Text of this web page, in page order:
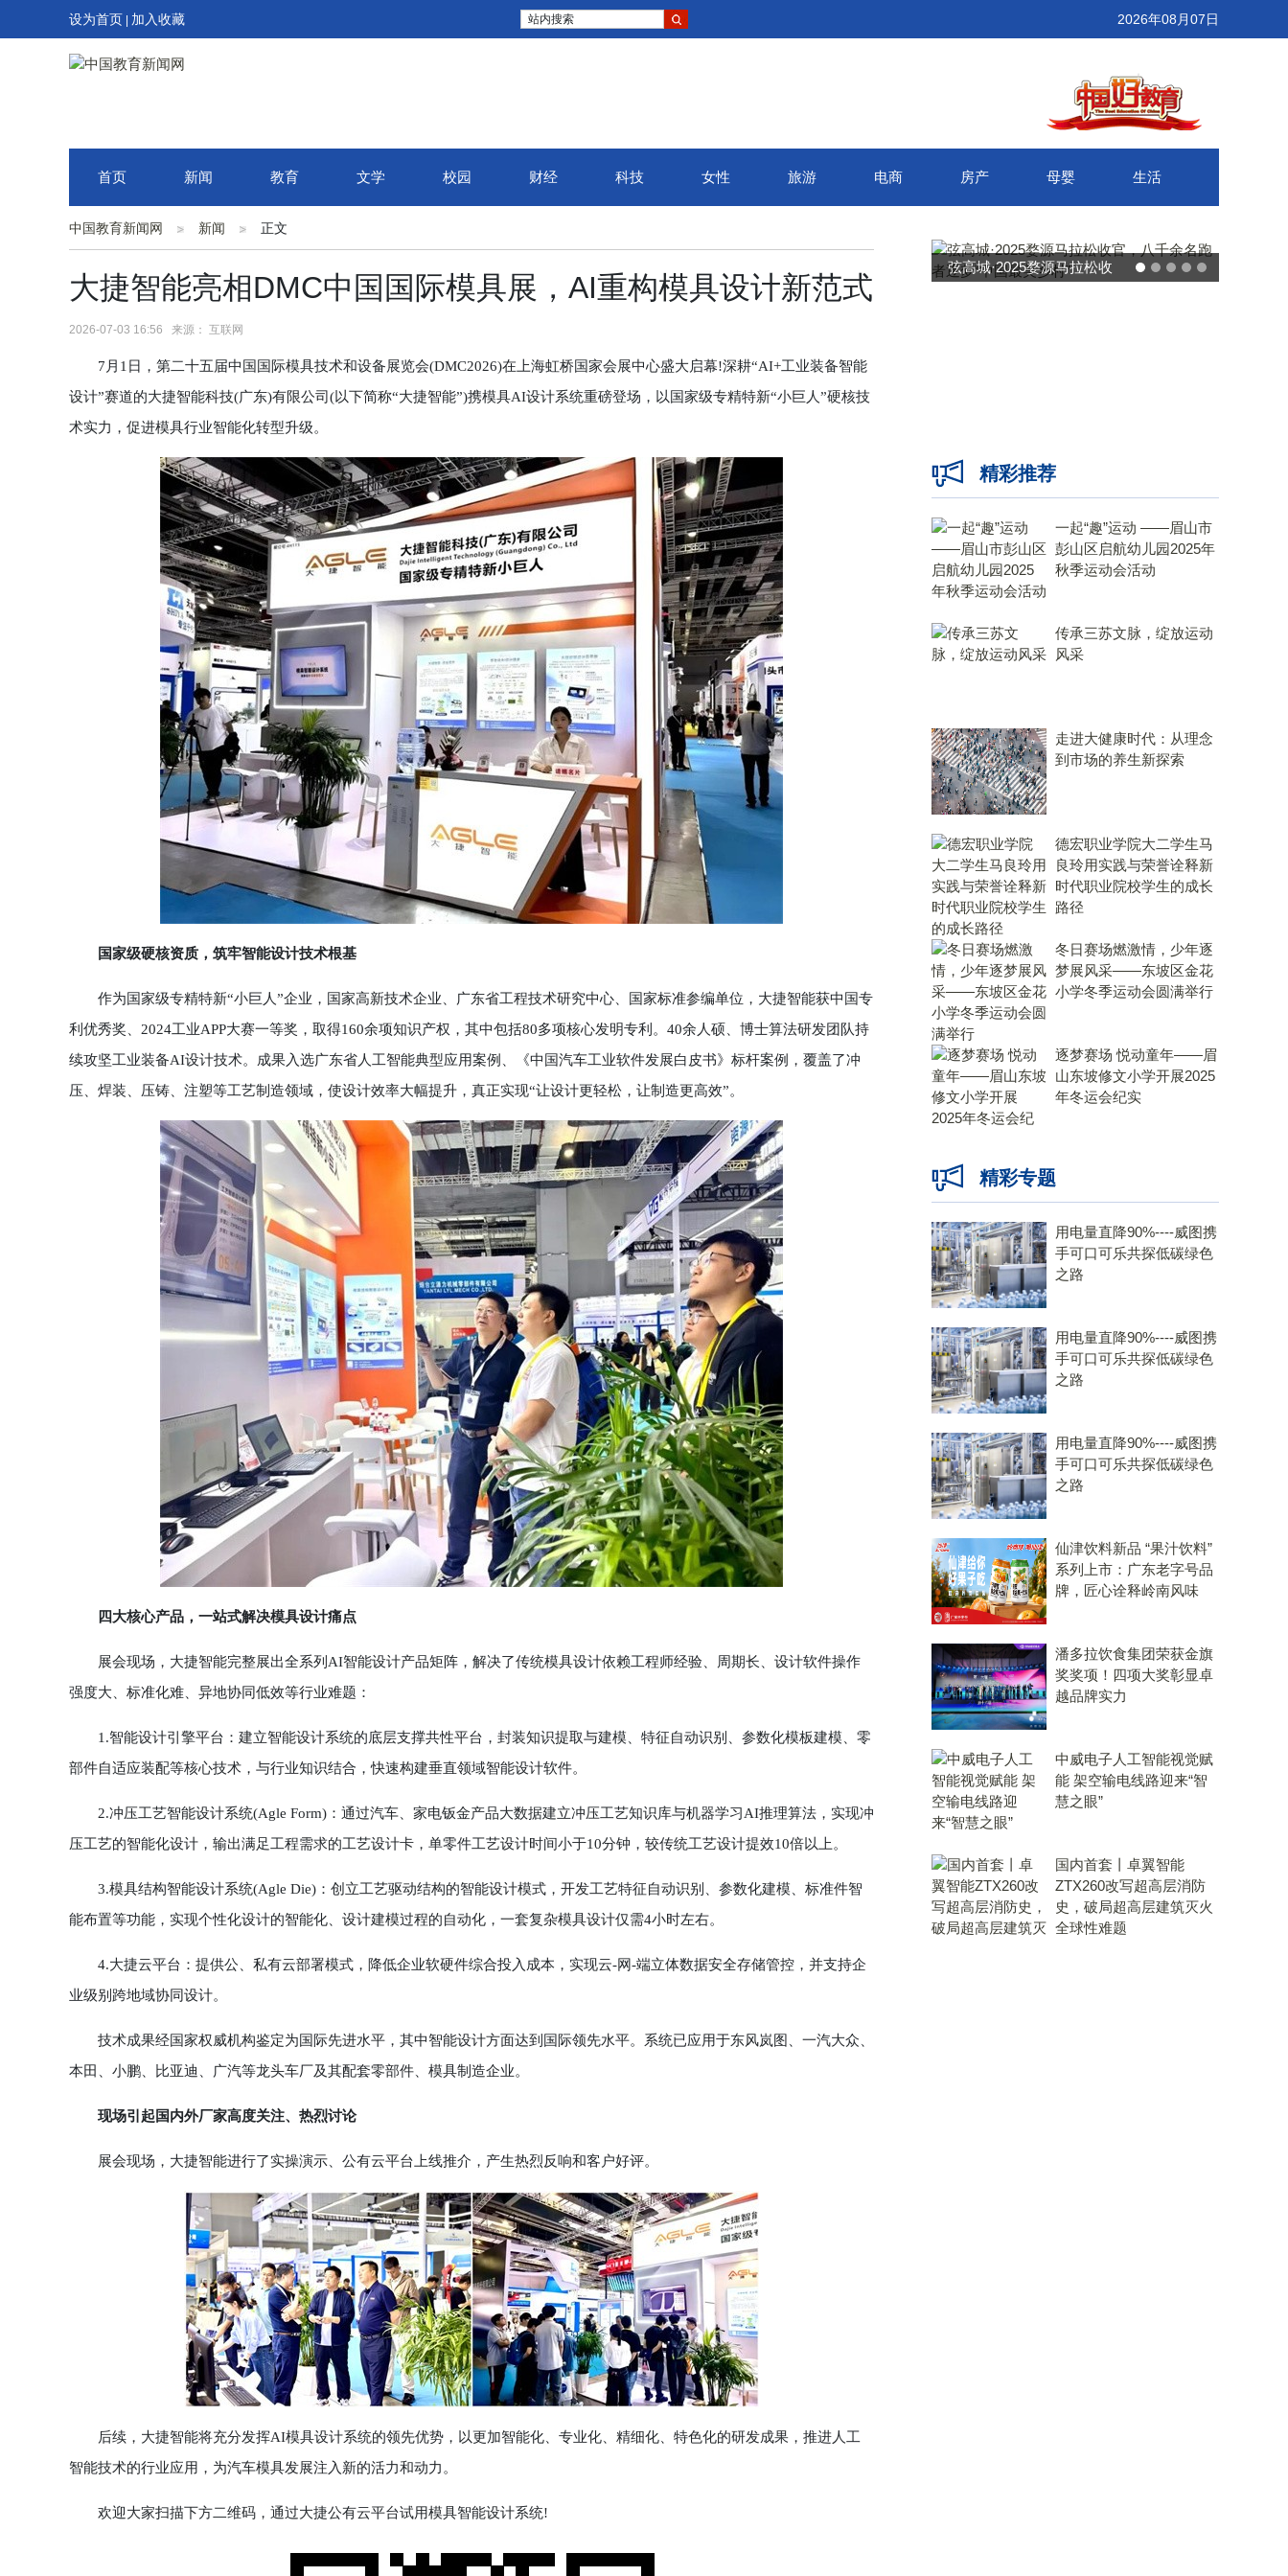
设为首页 加入收藏 站内搜索 2026年08月07日
首页 新闻 教育 文学 校园 财经 科技 女性 旅游 电商 房产 母婴 生活
中国教育新闻网 新闻 正文
大捷智能亮相DMC中国国际模具展，AI重构模具设计新范式
2026-07-03 16:56 来源： 互联网
7月1日，第二十五届中国国际模具技术和设备展览会(DMC2026)在上海虹桥国家会展中心盛大启幕!深耕“AI+工业装备智能
设计”赛道的大捷智能科技(广东)有限公司(以下简称“大捷智能”)携模具AI设计系统重磅登场，以国家级专精特新“小巨人”硬核技
术实力，促进模具行业智能化转型升级。
国家级硬核资质，筑牢智能设计技术根基
作为国家级专精特新“小巨人”企业，国家高新技术企业、广东省工程技术研究中心、国家标准参编单位，大捷智能获中国专
利优秀奖、2024工业APP大赛一等奖，取得160余项知识产权，其中包括80多项核心发明专利。40余人硕、博士算法研发团队持
续攻坚工业装备AI设计技术。成果入选广东省人工智能典型应用案例、《中国汽车工业软件发展白皮书》标杆案例，覆盖了冲
压、焊装、压铸、注塑等工艺制造领域，使设计效率大幅提升，真正实现“让设计更轻松，让制造更高效”。
四大核心产品，一站式解决模具设计痛点
展会现场，大捷智能完整展出全系列AI智能设计产品矩阵，解决了传统模具设计依赖工程师经验、周期长、设计软件操作
强度大、标准化难、异地协同低效等行业难题：
1.智能设计引擎平台：建立智能设计系统的底层支撑共性平台，封装知识提取与建模、特征自动识别、参数化模板建模、零
部件自适应装配等核心技术，与行业知识结合，快速构建垂直领域智能设计软件。
2.冲压工艺智能设计系统(Agle Form)：通过汽车、家电钣金产品大数据建立冲压工艺知识库与机器学习AI推理算法，实现冲
压工艺的智能化设计，输出满足工程需求的工艺设计卡，单零件工艺设计时间小于10分钟，较传统工艺设计提效10倍以上。
3.模具结构智能设计系统(Agle Die)：创立工艺驱动结构的智能设计模式，开发工艺特征自动识别、参数化建模、标准件智
能布置等功能，实现个性化设计的智能化、设计建模过程的自动化，一套复杂模具设计仅需4小时左右。
4.大捷云平台：提供公、私有云部署模式，降低企业软硬件综合投入成本，实现云-网-端立体数据安全存储管控，并支持企
业级别跨地域协同设计。
技术成果经国家权威机构鉴定为国际先进水平，其中智能设计方面达到国际领先水平。系统已应用于东风岚图、一汽大众、
本田、小鹏、比亚迪、广汽等龙头车厂及其配套零部件、模具制造企业。
现场引起国内外厂家高度关注、热烈讨论
展会现场，大捷智能进行了实操演示、公有云平台上线推介，产生热烈反响和客户好评。
后续，大捷智能将充分发挥AI模具设计系统的领先优势，以更加智能化、专业化、精细化、特色化的研发成果，推进人工
智能技术的行业应用，为汽车模具发展注入新的活力和动力。
欢迎大家扫描下方二维码，通过大捷公有云平台试用模具智能设计系统!
官，八千余名跑者逐梦“中国
武汉百联奥莱年度感恩季 承
精彩推荐
一起“趣”运动 ——眉山市
彭山区启航幼儿园2025年
秋季运动会活动
传承三苏文脉，绽放运动
风采
走进大健康时代：从理念
到市场的养生新探索
德宏职业学院大二学生马
良玲用实践与荣誉诠释新
时代职业院校学生的成长
路径
冬日赛场燃激情，少年逐
梦展风采——东坡区金花
小学冬季运动会圆满举行
逐梦赛场 悦动童年——眉
山东坡修文小学开展2025
年冬运会纪实
精彩专题
用电量直降90%----威图携
手可口可乐共探低碳绿色
之路
用电量直降90%----威图携
手可口可乐共探低碳绿色
之路
用电量直降90%----威图携
手可口可乐共探低碳绿色
之路
仙津饮料新品 “果汁饮料”
系列上市：广东老字号品
牌，匠心诠释岭南风味
潘多拉饮食集团荣获金旗
奖奖项！四项大奖彰显卓
越品牌实力
中威电子人工智能视觉赋
能 架空输电线路迎来“智
慧之眼”
国内首套丨卓翼智能
ZTX260改写超高层消防
史，破局超高层建筑灭火
全球性难题